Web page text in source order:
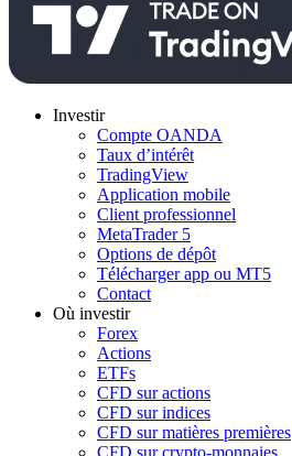
Investir
Compte OANDA
Taux d’intérêt
TradingView
Application mobile
Client professionnel
MetaTrader 5
Options de dépôt
Télécharger app ou MT5
Contact
Où investir
Forex
Actions
ETFs
CFD sur actions
CFD sur indices
CFD sur matières premières
CFD sur crypto-monnaies